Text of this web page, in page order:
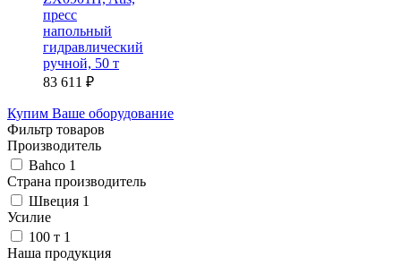
пресс
напольный
гидравлический
ручной, 50 т
83 611 ₽
Купим Ваше оборудование
Фильтр товаров
Производитель
Bahco 1
Страна производитель
Швеция 1
Усилие
100 т 1
Наша продукция